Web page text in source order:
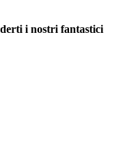
i nostri fantastici